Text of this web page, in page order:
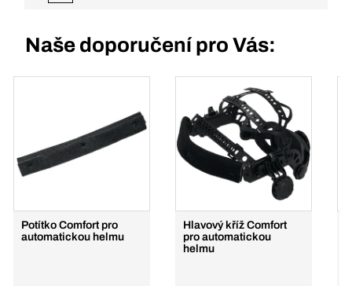
Naše doporučení pro Vás:
Potítko Comfort pro
automatickou helmu
Hlavový kříž Comfort
pro automatickou
helmu